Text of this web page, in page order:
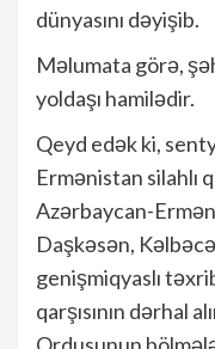
dünyasını dəyişib.
Məlumata görə,
yoldaşı hamilədir.
Qeyd edək ki,
Ermənistan silahlı
Azərbaycan-
Daşkəsən,
genişmiqyaslı
qarşısının dərhal